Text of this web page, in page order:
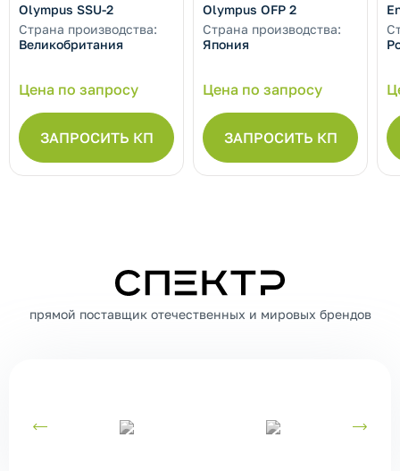
Olympus SSU-2
Страна производства:
Великобритания
Цена по запросу
ЗАПРОСИТЬ КП
Olympus OFP 2
Страна производства:
Япония
Цена по запросу
ЗАПРОСИТЬ КП
СПЕКТР
прямой поставщик отечественных и мировых брендов